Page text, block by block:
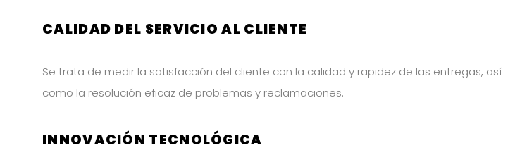
CALIDAD DEL SERVICIO AL CLIENTE
Se trata de medir la satisfacción del cliente con la calidad y rapidez de las entregas, así
como la resolución eficaz de problemas y reclamaciones.
INNOVACIÓN TECNOLÓGICA